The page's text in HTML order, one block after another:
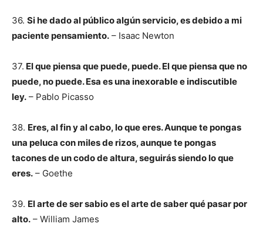
36. Si he dado al público algún servicio, es debido a mi
paciente pensamiento. – Isaac Newton
37. El que piensa que puede, puede. El que piensa que no
puede, no puede. Esa es una inexorable e indiscutible
ley. – Pablo Picasso
38. Eres, al fin y al cabo, lo que eres. Aunque te pongas
una peluca con miles de rizos, aunque te pongas
tacones de un codo de altura, seguirás siendo lo que
eres. – Goethe
39. El arte de ser sabio es el arte de saber qué pasar por
alto. – William James